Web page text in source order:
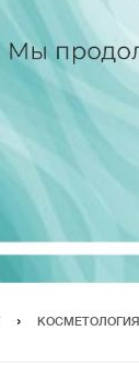
КОСМЕТОЛОГИЯ